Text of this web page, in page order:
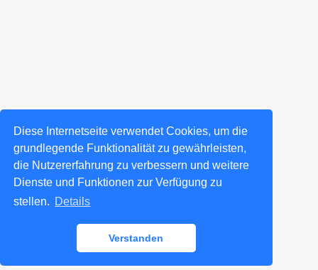
Diese Internetseite verwendet Cookies, um die
grundlegende Funktionalität zu gewährleisten,
die Nutzererfahrung zu verbessern und weitere
Dienste und Funktionen zur Verfügung zu
stellen. Details
Verstanden